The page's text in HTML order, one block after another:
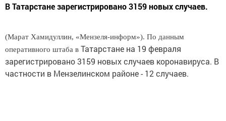
В Татарстане зарегистрировано 3159 новых случаев.
(Марат Хамидуллин, «Мензеля-информ»). По данным
оперативного штаба в Татарстане на 19 февраля
зарегистрировано 3159 новых случаев коронавируса. В
частности в Мензелинском районе - 12 случаев.